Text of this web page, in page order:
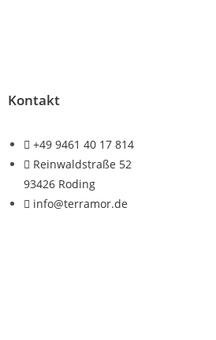
Kontakt
+49 9461 40 17 814
Reinwaldstraße 52
93426 Roding
info@terramor.de